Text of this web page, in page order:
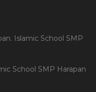
Islamic School SMP
School SMP Harapan